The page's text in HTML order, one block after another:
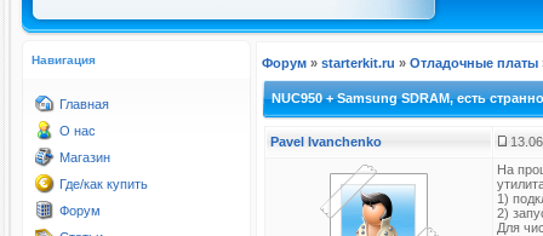
Навигация
Главная
О нас
Магазин
Где/как купить
Форум
Форум » starterkit.ru » Отладочные платы
NUC950 + Samsung SDRAM, есть
Pavel Ivanchenko
На
1)
2)
Для